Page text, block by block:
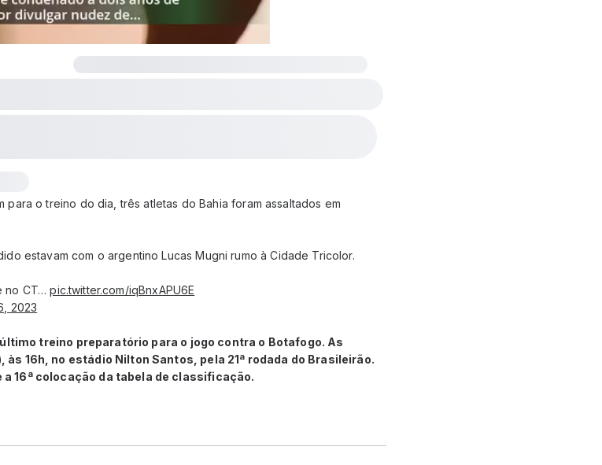
para o treino do dia, três atletas do Bahia foram assaltados em
estavam com o argentino Lucas Mugni rumo à Cidade Tricolor.
no CT…pic.twitter.com/iqBnxAPU6E
2023
treino preparatório para o jogo contra o Botafogo. As
16h, no estádio Nilton Santos, pela 21ª rodada do Brasileirão.
16ª colocação da tabela de classificação.